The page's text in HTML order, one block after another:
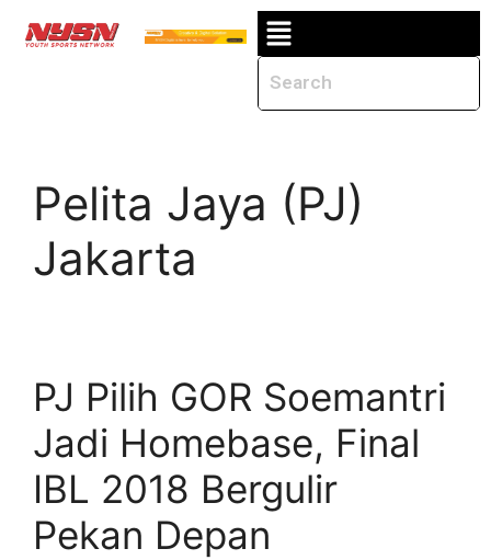
Pelita Jaya (PJ)
Jakarta
PJ Pilih GOR Soemantri
Jadi Homebase, Final
IBL 2018 Bergulir
Pekan Depan